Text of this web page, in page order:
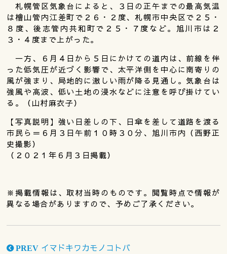
札幌管区気象台によると、３日の正午までの最高気温
は檜山管内江差町で２６・２度、札幌市中央区で２５・
８度、後志管内共和町で２５・７度など。旭川市は２
３・４度まで上がった。
一方、６月４日から５日にかけての道内は、前線を伴
った低気圧が近づく影響で、太平洋側を中心に南寄りの
風が強まり、局地的に激しい雨が降る見通し。気象台は
強風や高波、低い土地の浸水などに注意を呼び掛けてい
る。（山村麻衣子）
【写真説明】強い日差しの下、日傘を差して道路を渡る
市民ら＝６月３日午前１０時３０分、旭川市内（西野正
史撮影）
（２０２１年６月３日掲載）
※掲載情報は、取材当時のものです。閲覧時点で情報が
異なる場合がありますので、予めご了承ください。
PREV イマドキワカモノコトバ